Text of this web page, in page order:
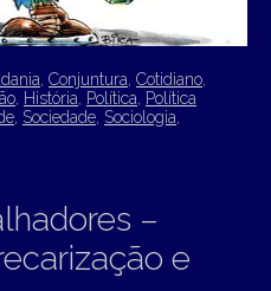
, Conjuntura, Cotidiano,
, História, Política, Política
, Sociedade, Sociologia,
–
e